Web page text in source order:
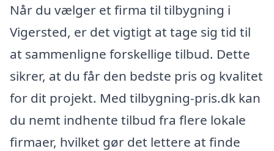
Når du vælger et firma til tilbygning i
Vigersted, er det vigtigt at tage sig tid til
at sammenligne forskellige tilbud. Dette
sikrer, at du får den bedste pris og kvalitet
for dit projekt. Med tilbygning-pris.dk kan
du nemt indhente tilbud fra flere lokale
firmaer, hvilket gør det lettere at finde